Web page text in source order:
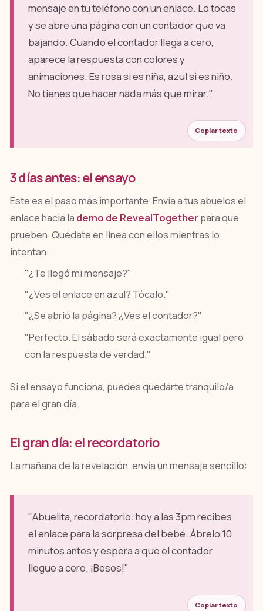
mensaje en tu teléfono con un enlace. Lo tocas
y se abre una página con un contador que va
bajando. Cuando el contador llega a cero,
aparece la respuesta con colores y
animaciones. Es rosa si es niña, azul si es niño.
No tienes que hacer nada más que mirar."
Copiar texto
3 días antes: el ensayo
Este es el paso más importante. Envía a tus abuelos el
enlace hacia la demo de RevealTogether para que
prueben. Quédate en línea con ellos mientras lo
intentan:
"¿Te llegó mi mensaje?"
"¿Ves el enlace en azul? Tócalo."
"¿Se abrió la página? ¿Ves el contador?"
"Perfecto. El sábado será exactamente igual pero
con la respuesta de verdad."
Si el ensayo funciona, puedes quedarte tranquilo/a
para el gran día.
El gran día: el recordatorio
La mañana de la revelación, envía un mensaje sencillo:
"Abuelita, recordatorio: hoy a las 3pm recibes
el enlace para la sorpresa del bebé. Ábrelo 10
minutos antes y espera a que el contador
llegue a cero. ¡Besos!"
Copiar texto